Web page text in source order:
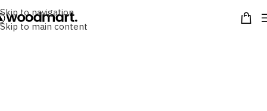
Skip to navigation
Skip to main content